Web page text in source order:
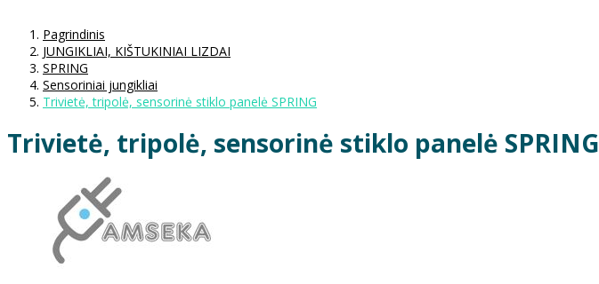
Pagrindinis
JUNGIKLIAI, KIŠTUKINIAI LIZDAI
SPRING
Sensoriniai jungikliai
Trivietė, tripolė, sensorinė stiklo panelė SPRING
Trivietė, tripolė, sensorinė stiklo panelė SPRING